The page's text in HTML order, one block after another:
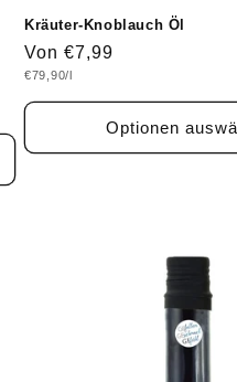
Kräuter-Knoblauch Öl
Normaler
Preis
Von €7,99
Grundpreis
€79,90/l
Optionen